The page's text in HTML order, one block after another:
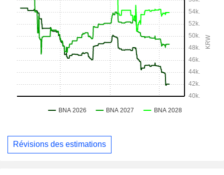
Révisions des estimations